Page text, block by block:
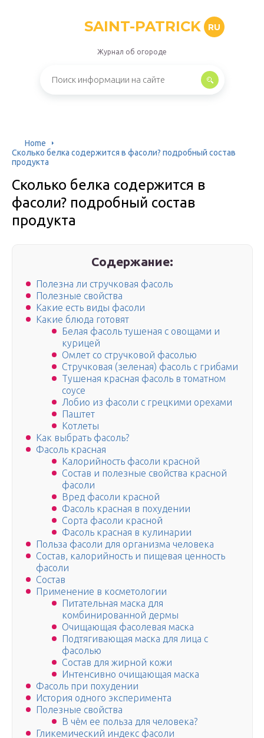
SAINT-PATRICK RU
Журнал об огороде
Home
Сколько белка содержится в фасоли? подробный состав
продукта
Сколько белка содержится в
фасоли? подробный состав
продукта
Содержание:
Полезна ли стручковая фасоль
Полезные свойства
Какие есть виды фасоли
Какие блюда готовят
Белая фасоль тушеная с овощами и
курицей
Омлет со стручковой фасолью
Стручковая (зеленая) фасоль с грибами
Тушеная красная фасоль в томатном
соусе
Лобио из фасоли с грецкими орехами
Паштет
Котлеты
Как выбрать фасоль?
Фасоль красная
Калорийность фасоли красной
Состав и полезные свойства красной
фасоли
Вред фасоли красной
Фасоль красная в похудении
Сорта фасоли красной
Фасоль красная в кулинарии
Польза фасоли для организма человека
Состав, калорийность и пищевая ценность
фасоли
Состав
Применение в косметологии
Питательная маска для
комбинированной дермы
Очищающая фасолевая маска
Подтягивающая маска для лица с
фасолью
Состав для жирной кожи
Интенсивно очищающая маска
Фасоль при похудении
История одного эксперимента
Полезные свойства
В чём ее польза для человека?
Гликемический индекс фасоли